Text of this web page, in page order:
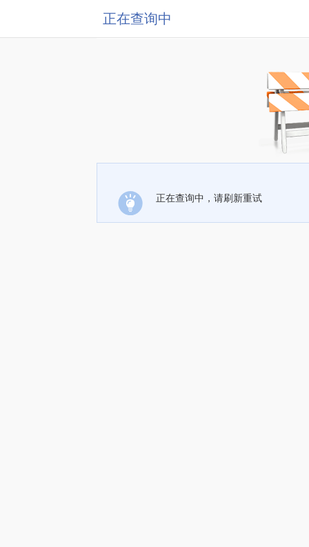
正在查询中
正在查询中，请刷新重试